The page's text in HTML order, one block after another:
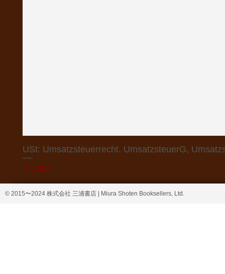
USt: Umsatzsteuerrecht. UmsatzsteuerG,
価格
￥4,368
© 2015〜2024 株式会社 三浦書店 | Miura Shoten Booksellers, Ltd.